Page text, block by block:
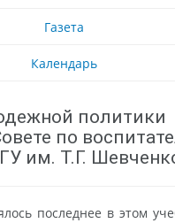
Газета
Календарь
политики
по
им. Т.Г.
последнее в этом